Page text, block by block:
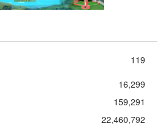
119
16,299
159,291
22,460,792